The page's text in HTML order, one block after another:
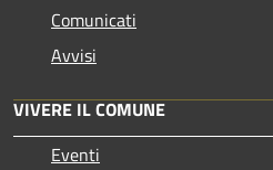
Comunicati
Avvisi
VIVERE IL COMUNE
Eventi